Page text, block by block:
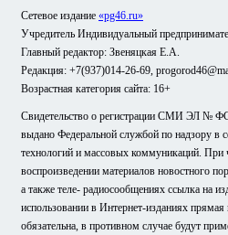
Сетевое издание «pg46.ru»
Учредитель Индивидуальный
Главный редактор: Звеняцкая Е.А.
Редакция: +7(937)014-26-69,
Возрастная категория сайта: 16+
Свидетельство о регистрации СМИ ЭЛ №
выдано Федеральной службой по надзору в
технологий и массовых коммуникаций. При
воспроизведении материалов новостного
а также теле- радиосообщениях ссылка на
использовании в Интернет-изданиях прямая
обязательна, в противном случае будут